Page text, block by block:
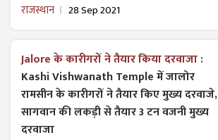
राजस्थान 28 Sep 2021
Jalore के कारीगरों ने तैयार किया दरवाजा :
Kashi Vishwanath Temple में जालोर
रामसीन के कारीगरों ने तैयार किए मुख्य दरवाजे,
सागवान की लकड़ी से तैयार 3 टन वजनी मुख्य
दरवाजा